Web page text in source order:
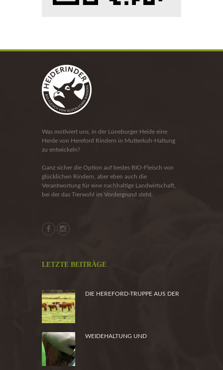
Was motiviert uns, in der Lüneburger Heide eine
Herde von Hereford Rindern in Mutterkuh-Haltung
zu entwickeln?
Ganz sicher die Option auf bestes BIO-Fleisch von
glücklichen Rindern, aber eben auch die
Verantwortung für eine nachhaltige Landwirtschaft,
bei der das Tierwohl im Vordergrund steht.
LETZTE BEITRÄGE
DIE HEREFORD-TRUPPE AUS DER
WEIDEHALTUNG UND